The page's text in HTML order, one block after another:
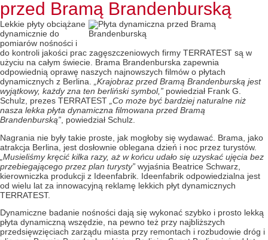
przed Bramą Brandenburską
Lekkie płyty obciążane
dynamicznie do
pomiarów nośności i
do kontroli jakości prac zagęszczeniowych firmy TERRATEST są w
użyciu na całym świecie. Brama Brandenburska zapewnia
odpowiednią oprawę naszych najnowszych filmów o płytach
dynamicznych z Berlina. „Krajobraz przed Bramą Brandenburską jest
wyjątkowy, każdy zna ten berliński symbol,” powiedział Frank G.
Schulz, prezes TERRATEST „Co może być bardziej naturalne niż
nasza lekka płyta dynamiczna filmowana przed Bramą
Brandenburską”, powiedział Schulz.
Nagrania nie były takie proste, jak mogłoby się wydawać. Brama, jako
atrakcja Berlina, jest dosłownie oblegana dzień i noc przez turystów.
„Musieliśmy kręcić kilka razy, aż w końcu udało się uzyskać ujęcia bez
przebiegającego przez plan turysty” wyjaśnia Beatrice Schwarz,
kierowniczka produkcji z Ideenfabrik. Ideenfabrik odpowiedzialna jest
od wielu lat za innowacyjną reklamę lekkich płyt dynamicznych
TERRATEST.
Dynamiczne badanie nośności dają się wykonać szybko i prosto lekką
płyta dynamiczną wszędzie, na pewno też przy najbliższych
przedsięwzięciach zarządu miasta przy remontach i rozbudowie dróg i